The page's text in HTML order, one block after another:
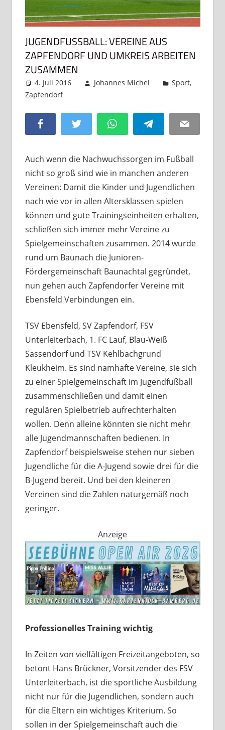
JUGENDFUSSBALL: VEREINE AUS Z
APFENDORF UND UMKREIS ARBEITEN Z
USAMMEN
4. Juli 2016 Johannes Michel Sport,
Zapfendorf
Facebook Twitter WhatsAppTelegram Email
Auch wenn die Nachwuchssorgen im Fußball
nicht so groß sind wie in manchen anderen
Vereinen: Damit die Kinder und Jugendlichen
nach wie vor in allen Altersklassen spielen
können und gute Trainingseinheiten erhalten,
schließen sich immer mehr Vereine zu
Spielgemeinschaften zusammen. 2014 wurde
rund um Baunach die Junioren-
Fördergemeinschaft Baunachtal gegründet,
nun gehen auch Zapfendorfer Vereine mit
Ebensfeld Verbindungen ein.
TSV Ebensfeld, SV Zapfendorf, FSV
Unterleiterbach, 1. FC Lauf, Blau-Weiß
Sassendorf und TSV Kehlbachgrund
Kleukheim. Es sind namhafte Vereine, sie sich
zu einer Spielgemeinschaft im Jugendfußball
zusammenschließen und damit einen
regulären Spielbetrieb aufrechterhalten
wollen. Denn alleine könnten sie nicht mehr
alle Jugendmannschaften bedienen. In
Zapfendorf beispielsweise stehen nur sieben
Jugendliche für die A-Jugend sowie drei für die
B-Jugend bereit. Und bei den kleineren
Vereinen sind die Zahlen naturgemäß noch
geringer.
Anzeige
Professionelles Training wichtig
In Zeiten von vielfältigen Freizeitangeboten, so
betont Hans Brückner, Vorsitzender des FSV
Unterleiterbach, ist die sportliche Ausbildung
nicht nur für die Jugendlichen, sondern auch
für die Eltern ein wichtiges Kriterium. So
sollen in der Spielgemeinschaft auch die